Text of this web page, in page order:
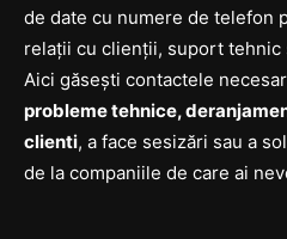
de date cu numere de telefon
relații cu clienții, suport tehnic
Aici găsești contactele
probleme tehnice,
clienti, a face sesizări sau a
de la companiile de care ai